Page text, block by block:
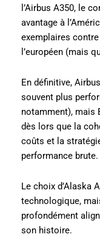
l’Airbus A350, le
avantage à
exemplaires
l’européen (mais
En définitive,
souvent plus
notamment), mais
dès lors que la
coûts et la
performance brute.
Le choix d’Alaska
technologique,
profondément
son histoire.